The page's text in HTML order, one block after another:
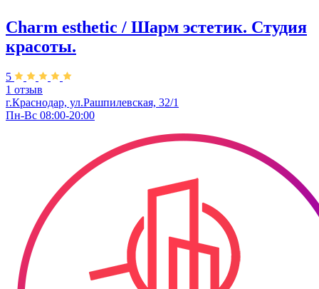
Charm esthetic / Шарм эстетик. Студия
красоты.
5
1 отзыв
г.Краснодар, ул.Рашпилевская, 32/1
Пн-Вс 08:00-20:00